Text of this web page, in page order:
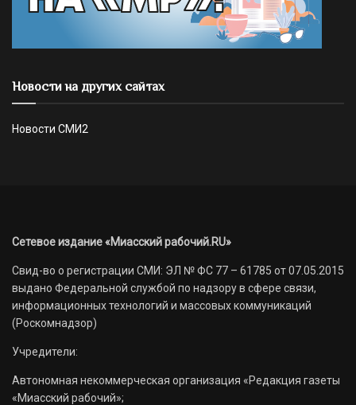
Новости на других сайтах
Новости СМИ2
Сетевое издание «Миасский рабочий.RU»
Свид-во о регистрации СМИ: ЭЛ № ФС 77 – 61785 от 07.05.2015
выдано Федеральной службой по надзору в сфере связи,
информационных технологий и массовых коммуникаций
(Роскомнадзор)
Учредители:
Автономная некоммерческая организация «Редакция газеты
«Миасский рабочий»;